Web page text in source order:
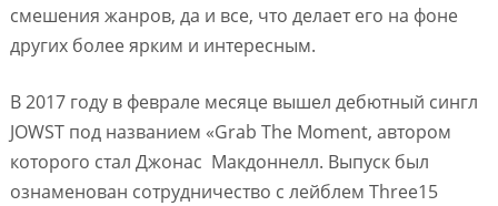
смешения жанров, да и все, что делает его на фоне
других более ярким и интересным.
В 2017 году в феврале месяце вышел дебютный сингл
JOWST под названием «Grab The Moment, автором
которого стал Джонас Макдоннелл. Выпуск был
ознаменован сотрудничество с лейблем Three15